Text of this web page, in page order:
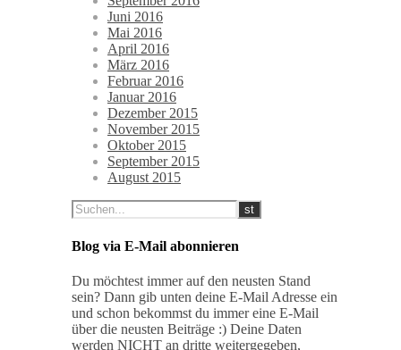
Juni 2016
Mai 2016
April 2016
März 2016
Februar 2016
Januar 2016
Dezember 2015
November 2015
Oktober 2015
September 2015
August 2015
Blog via E-Mail abonnieren
Du möchtest immer auf den neusten Stand
sein? Dann gib unten deine E-Mail Adresse ein
und schon bekommst du immer eine E-Mail
über die neusten Beiträge :) Deine Daten
werden NICHT an dritte weitergegeben,